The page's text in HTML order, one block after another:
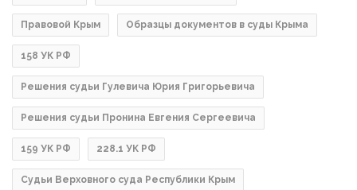
Правовой Крым Образцы документов в суды Крыма
158 УК РФ
Решения судьи Гулевича Юрия Григорьевича
Решения судьи Пронина Евгения Сергеевича
159 УК РФ 228.1 УК РФ
Судьи Верховного суда Республики Крым